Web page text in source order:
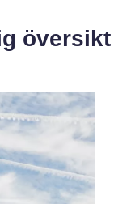
översikt